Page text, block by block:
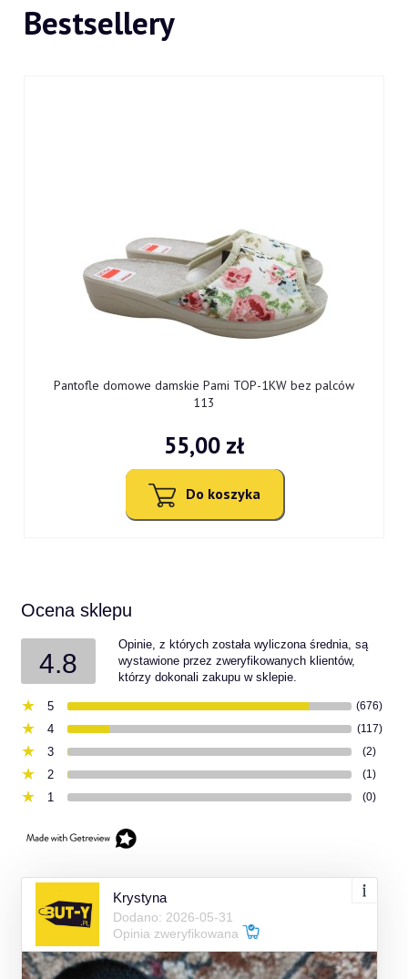
Bestsellery
Pantofle domowe damskie Pami TOP-1KW bez palców
113
55,00 zł
Do koszyka
Ocena sklepu
4.8
Opinie, z których została wyliczona średnia, są
wystawione przez zweryfikowanych klientów,
którzy dokonali zakupu w sklepie.
5 (676)
4 (117)
3 (2)
2 (1)
1 (0)
Krystyna
Dodano: 2026-05-31
Opinia zweryfikowana